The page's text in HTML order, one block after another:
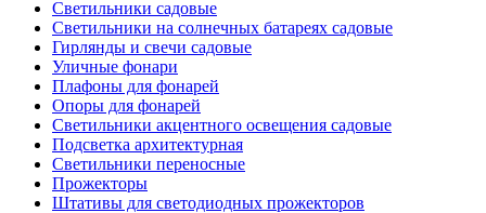
Светильники садовые
Светильники на солнечных батареях садовые
Гирлянды и свечи садовые
Уличные фонари
Плафоны для фонарей
Опоры для фонарей
Светильники акцентного освещения садовые
Подсветка архитектурная
Светильники переносные
Прожекторы
Штативы для светодиодных прожекторов